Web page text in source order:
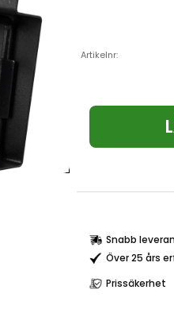
Artikelnr:
Snabb
Över 25 års
Prissäkerhet